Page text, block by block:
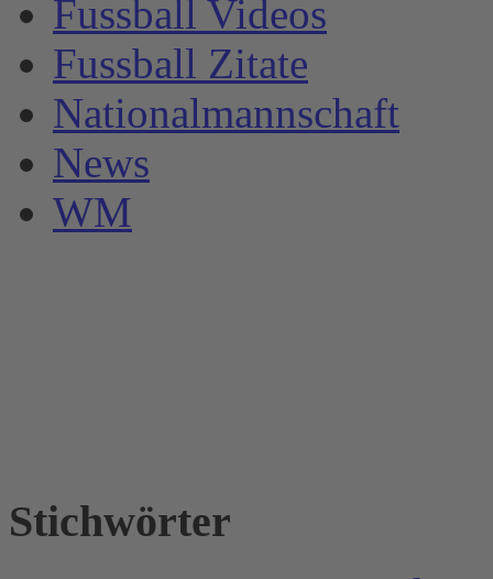
Fussball Videos
Fussball Zitate
Nationalmannschaft
News
WM
Stichwörter